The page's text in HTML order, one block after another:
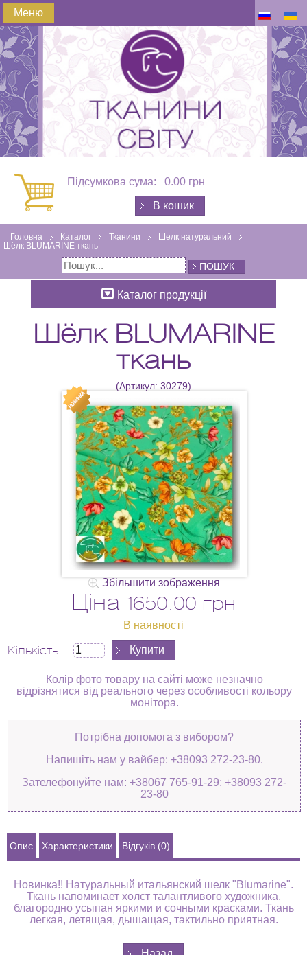
Меню
Підсумкова сума: 0.00 грн
В кошик
Головна Каталог Тканини
Шелк натуральний
Шёлк BLUMARINE ткань
ПОШУК
Каталог продукції
Шёлк BLUMARINE
ткань
(Артикул: 30279)
Збільшити зображення
Ціна 1650.00 грн
В наявності
Кількість:
Колір фото товару на сайті може незначно
відрізнятися від реального через особливості кольору
монітора.
Потрібна допомога з вибором?
Напишіть нам у вайбер: +38093 272-23-80.
Зателефонуйте нам: +38067 765-91-29; +38093 272-
23-80
Опис Характеристики Відгуків (0)
Новинка!! Натуральный итальянский шелк "Blumarine".
Ткань напоминает холст талантливого художника,
благородно усыпан яркими и сочными красками. Ткань
легкая, летящая, дышащая, тактильно приятная.